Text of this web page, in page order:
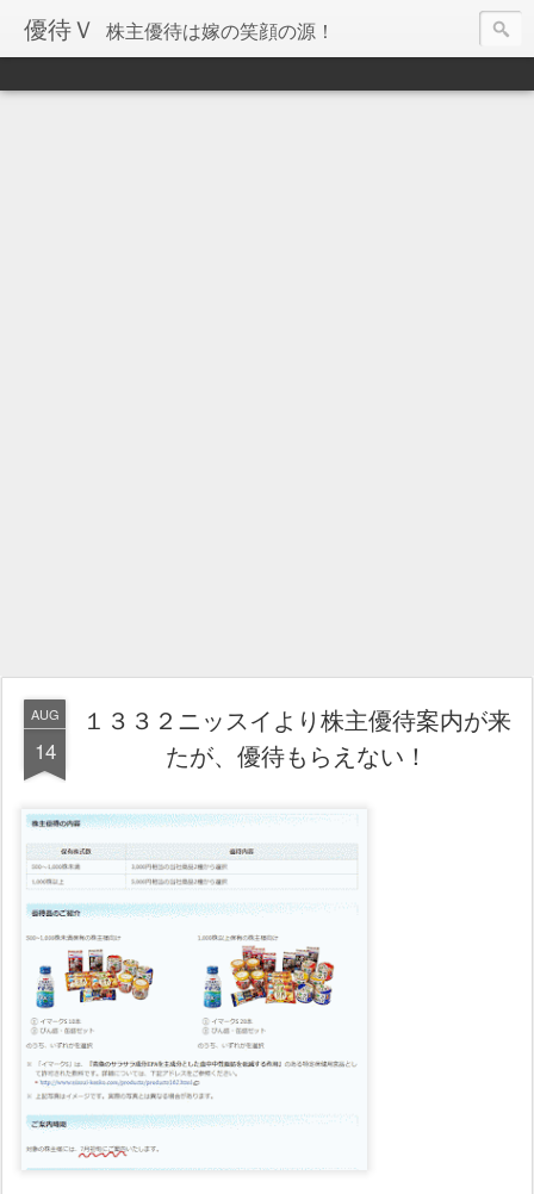
優待Ｖ 株主優待は嫁の笑顔の源！
AUG
14
１３３２ニッスイより株主優待案内が来
たが、優待もらえない！